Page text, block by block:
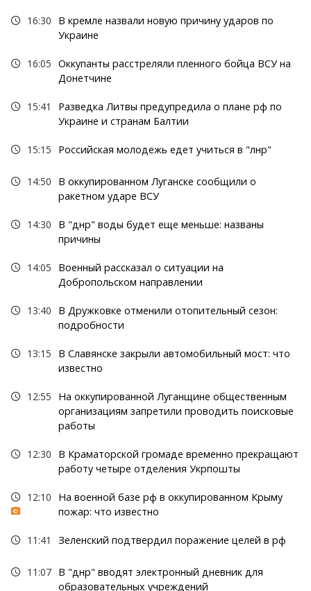
16:30
В кремле назвали новую причину ударов по
Украине
16:05 Оккупанты расстреляли пленного бойца ВСУ на
Донетчине
15:41
Разведка Литвы предупредила о плане рф по
Украине и странам Балтии
15:15 Российская молодежь едет учиться в "лнр"
14:50
В оккупированном Луганске сообщили о
ракетном ударе ВСУ
14:30
В "днр" воды будет еще меньше: названы
причины
14:05
Военный рассказал о ситуации на
Добропольском направлении
13:40
В Дружковке отменили отопительный сезон:
подробности
13:15
В Славянске закрыли автомобильный мост: что
известно
12:55
На оккупированной Луганщине общественным
организациям запретили проводить поисковые
работы
12:30
В Краматорской громаде временно прекращают
работу четыре отделения Укрпошты
12:10
На военной базе рф в оккупированном Крыму
пожар: что известно
11:41 Зеленский подтвердил поражение целей в рф
11:07 В "днр" вводят электронный дневник для
образовательных учреждений